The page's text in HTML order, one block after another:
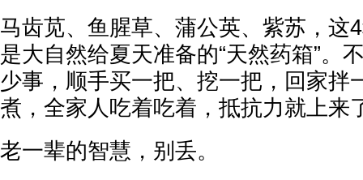
马齿苋、鱼腥草、蒲公英、紫苏，这
是大自然给夏天准备的“天然药箱”。
少事，顺手买一把、挖一把，回家拌
煮，全家人吃着吃着，抵抗力就上来
老一辈的智慧，别丢。